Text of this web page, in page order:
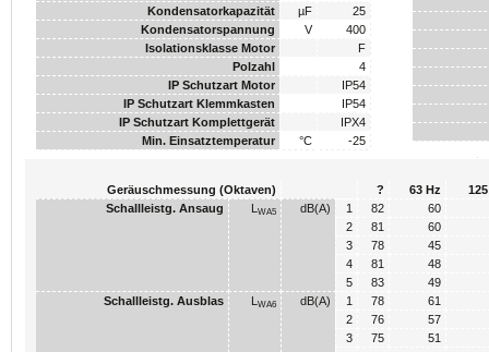
Kondensatorkapazität
µF
25
Kondensatorspannung
V
400
Isolationsklasse Motor
F
Polzahl
4
IP Schutzart Motor
IP54
IP Schutzart Klemmkasten
IP54
IP Schutzart Komplettgerät
IPX4
Min. Einsatztemperatur
°C -25
Geräuschmessung (Oktaven) ? 63 Hz
125
Schallleistg. Ansaug
L WA5 dB(A) 1 82
60
2
81
60
3
78
45
4
81
48
5
83
49
Schallleistg. Ausblas
L WA6 dB(A) 1 78
61
2
76
57
3
75
51